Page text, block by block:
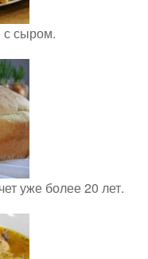
с сыром.
уже более 20 лет.